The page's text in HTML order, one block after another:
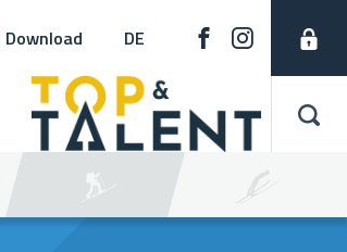
Download DE